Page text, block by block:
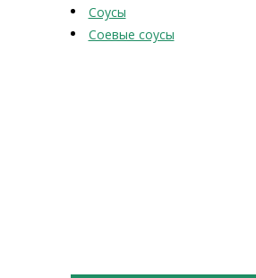
Соусы
Соевые соусы